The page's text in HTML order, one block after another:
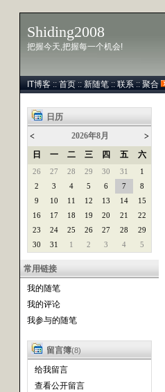
Shiding2008
把握今天,把握每一个机会!
IT博客 :: 首页 :: 新随笔 :: 联系 :: 聚合
日历
<
2026年8月
>
日
一 二 三 四 五 六
26 27 28 29 30 31
1
2
3 4 5 6 7
8
9
10 11 12 13 14
15
16
17 18 19 20 21
22
23
24 25 26 27 28
29
30
31 1 2 3 4 5
常用链接
我的随笔
我的评论
我参与的随笔
留言簿(8)
给我留言
查看公开留言